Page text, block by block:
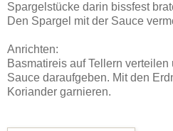
Spargelstücke darin bissfest
Den Spargel mit der Sauce
Anrichten:
Basmatireis auf Tellern
Sauce daraufgeben. Mit den
Koriander garnieren.